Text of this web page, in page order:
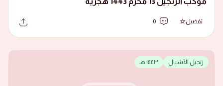
تفضيل 0
زنجيل الأشبال ١٤٤٣ هـ